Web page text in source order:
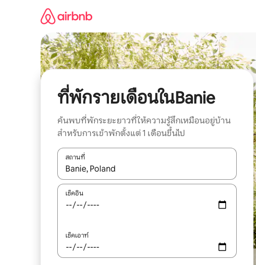
ที่พักรายเดือนในBanie
ค้นพบที่พักระยะยาวที่ให้ความรู้สึกเหมือนอยู่บ้าน
สำหรับการเข้าพักตั้งแต่ 1 เดือนขึ้นไป
สถานที่
ใช้ลูกศรขึ้นลง หรือใช้การสัมผัสหรือปัด เพื่อสำรวจผลการค้นหา
เช็คอิน
เช็คเอาท์